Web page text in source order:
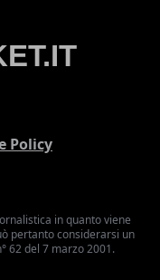
Policy
in quanto viene
pertanto considerarsi un
62 del 7 marzo 2001.